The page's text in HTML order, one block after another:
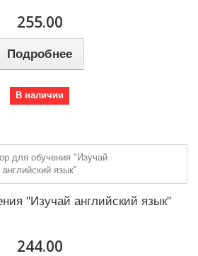
255.00
Подробнее
В наличии
"Изучай английский язык"
244.00